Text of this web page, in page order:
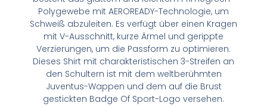
Polygewebe mit AEROREADY-Technologie, um
Schweiß abzuleiten. Es verfügt über einen Kragen
mit V-Ausschnitt, kurze Ärmel und gerippte
Verzierungen, um die Passform zu optimieren.
Dieses Shirt mit charakteristischen 3-Streifen an
den Schultern ist mit dem weltberühmten
Juventus-Wappen und dem auf die Brust
gestickten Badge Of Sport-Logo versehen.